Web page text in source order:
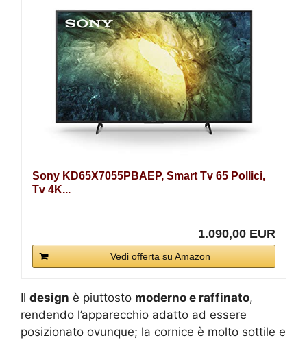
Sony KD65X7055PBAEP, Smart Tv 65 Pollici,
Tv 4K...
1.090,00 EUR
Vedi offerta su Amazon
Il design è piuttosto moderno e raffinato,
rendendo l’apparecchio adatto ad essere
posizionato ovunque; la cornice è molto sottile e